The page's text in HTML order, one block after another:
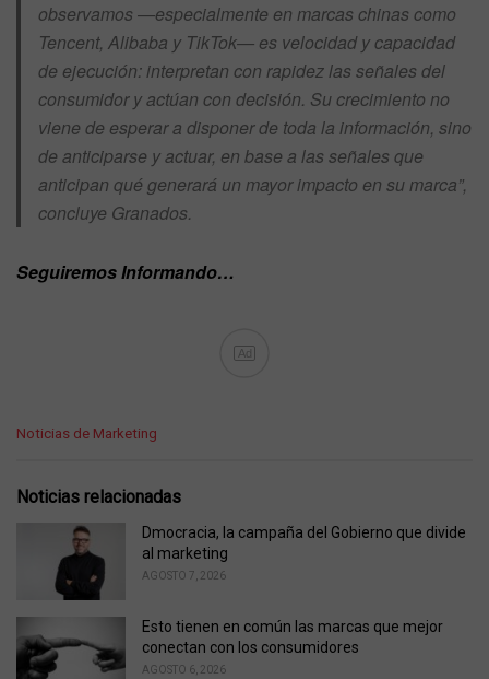
observamos —especialmente en marcas chinas como
Tencent, Alibaba y TikTok— es velocidad y capacidad
de ejecución: interpretan con rapidez las señales del
consumidor y actúan con decisión. Su crecimiento no
viene de esperar a disponer de toda la información, sino
de anticiparse y actuar, en base a las señales que
anticipan qué generará un mayor impacto en su marca”,
concluye Granados.
Seguiremos Informando…
Ad
C
e
Noticias de Marketing
Noticias relacionadas
Dmocracia, la campaña del Gobierno que divide
al marketing
AGOSTO 7, 2026
Esto tienen en común las marcas que mejor
conectan con los consumidores
AGOSTO 6, 2026